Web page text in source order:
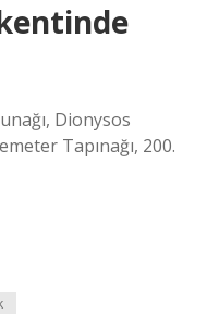
Dionysos
Tapınağı, 200.